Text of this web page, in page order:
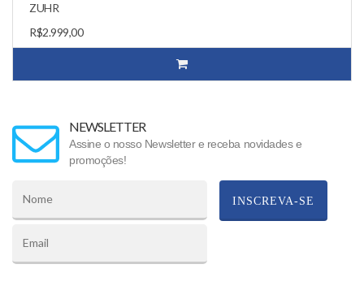
ZUHR
R$2.999,00
NEWSLETTER
Assine o nosso Newsletter e receba novidades e
promoções!
INSCREVA-SE